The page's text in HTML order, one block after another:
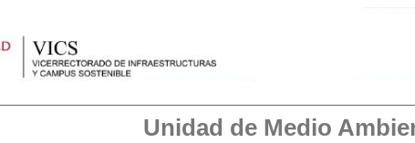
Unidad de Medio